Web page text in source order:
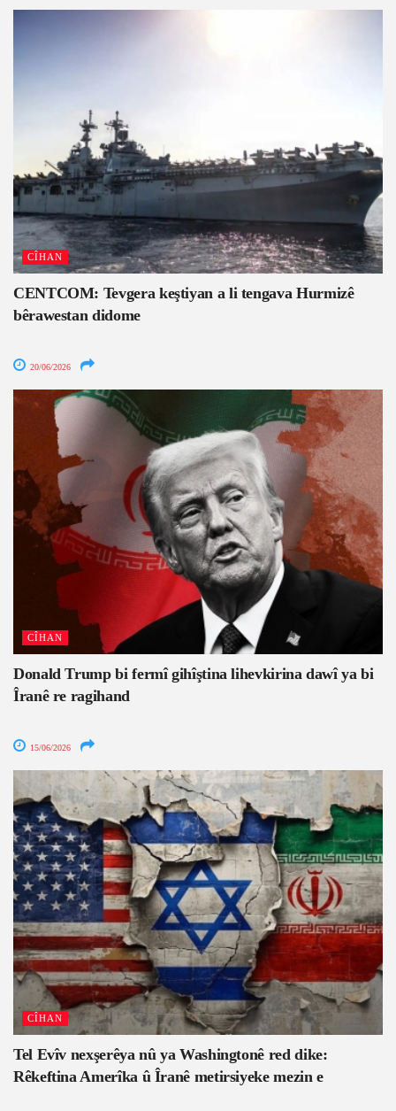
CÎHAN
CENTCOM: Tevgera keştiyan a li tengava Hurmizê
bêrawestan didome
20/06/2026
CÎHAN
Donald Trump bi fermî gihîştina lihevkirina dawî ya bi
Îranê re ragihand
15/06/2026
CÎHAN
Tel Evîv nexşerêya nû ya Washingtonê red dike:
Rêkeftina Amerîka û Îranê metirsiyeke mezin e